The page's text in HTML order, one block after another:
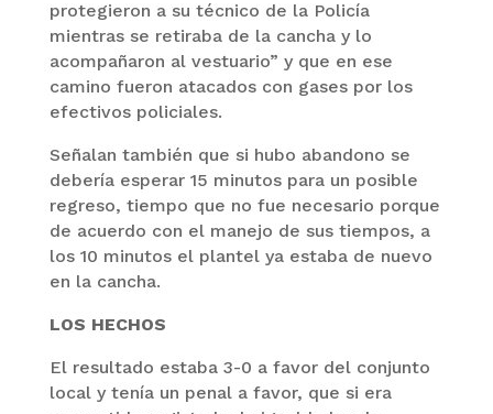
protegieron a su técnico de la Policía
mientras se retiraba de la cancha y lo
acompañaron al vestuario” y que en ese
camino fueron atacados con gases por los
efectivos policiales.
Señalan también que si hubo abandono se
debería esperar 15 minutos para un posible
regreso, tiempo que no fue necesario porque
de acuerdo con el manejo de sus tiempos, a
los 10 minutos el plantel ya estaba de nuevo
en la cancha.
LOS HECHOS
El resultado estaba 3-0 a favor del conjunto
local y tenía un penal a favor, que si era